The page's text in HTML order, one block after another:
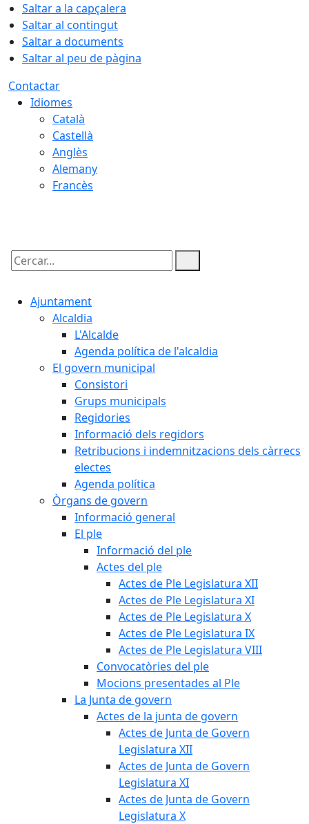
Saltar a la capçalera
Saltar al contingut
Saltar a documents
Saltar al peu de pàgina
Contactar
Idiomes
Català
Castellà
Anglès
Alemany
Francès
Cercar:
Ajuntament
Alcaldia
L'Alcalde
Agenda política de l'alcaldia
El govern municipal
Consistori
Grups municipals
Regidories
Informació dels regidors
Retribucions i indemnitzacions dels càrrecs
electes
Agenda política
Òrgans de govern
Informació general
El ple
Informació del ple
Actes del ple
Actes de Ple Legislatura XII
Actes de Ple Legislatura XI
Actes de Ple Legislatura X
Actes de Ple Legislatura IX
Actes de Ple Legislatura VIII
Convocatòries del ple
Mocions presentades al Ple
La Junta de govern
Actes de la junta de govern
Actes de Junta de Govern
Legislatura XII
Actes de Junta de Govern
Legislatura XI
Actes de Junta de Govern
Legislatura X